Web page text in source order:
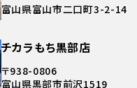
富山県富山市二口町3-2-14
チカラもち黒部店
〒938-0806
富山県黒部市前沢1519